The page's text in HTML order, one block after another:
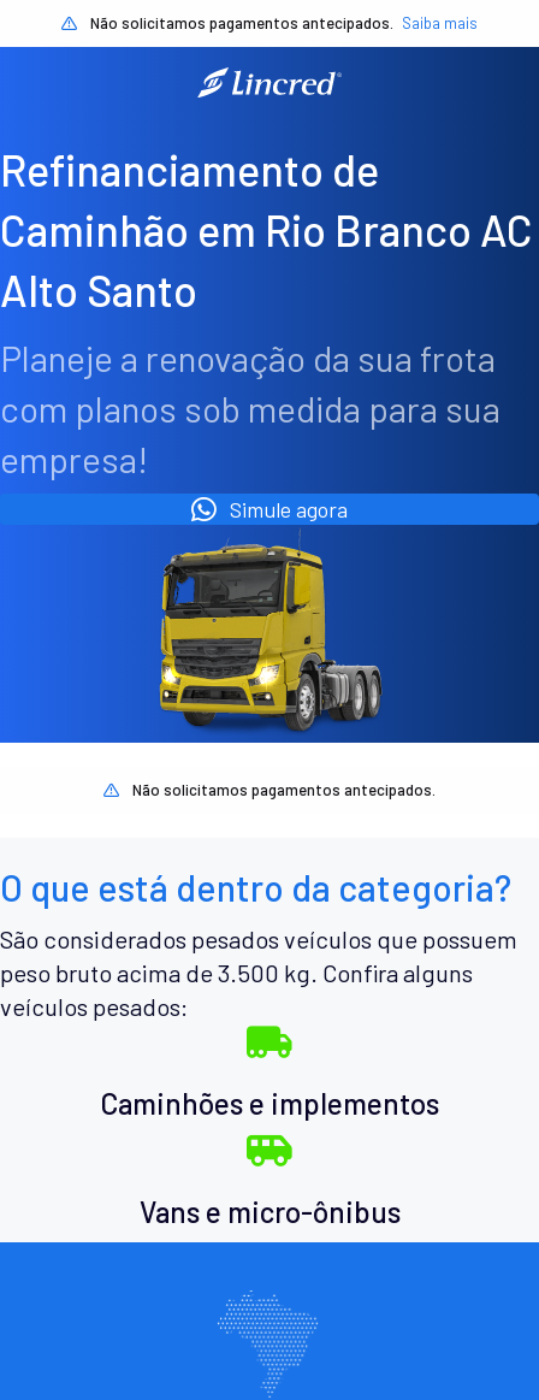
Não solicitamos pagamentos antecipados. Saiba mais
Refinanciamento de
Caminhão em Rio Branco AC
Alto Santo
Planeje a renovação da sua frota
com planos sob medida para sua
empresa!
Simule agora
Não solicitamos pagamentos antecipados.
O que está dentro da categoria?
São considerados pesados veículos que possuem
peso bruto acima de 3.500 kg. Confira alguns
veículos pesados:
Caminhões e implementos
Vans e micro-ônibus